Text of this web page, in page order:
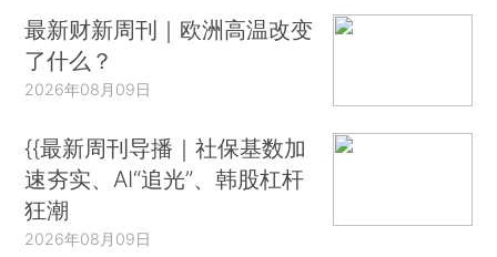
最新财新周刊｜欧洲高温改变
了什么？
2026年08月09日
{{最新周刊导播｜社保基数加
速夯实、AI“追光”、韩股杠杆
狂潮
2026年08月09日